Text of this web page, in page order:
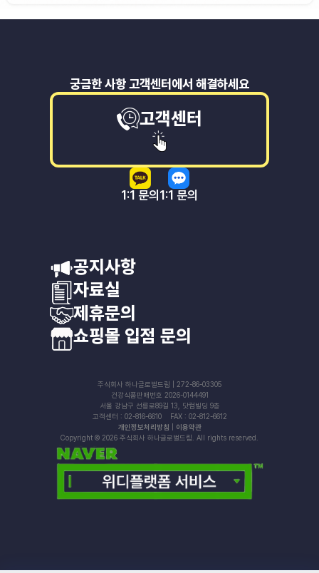
궁금한 사항 고객센터에서 해결하세요
고객센터
1:1 문의1:1 문의
공지사항
자료실
제휴문의
쇼핑몰 입점 문의
주식회사 하나글로벌드림 | 272-86-03305
건강식품판매번호 2026-0144491
서울 강남구 선릉로89길 13, 닷컴빌딩 9층
고객센터 : 02-816-6610 FAX : 02-812-6612
개인정보처리방침
이용약관
Copyright © 2026 주식회사 하나글로벌드림. All rights reserved.